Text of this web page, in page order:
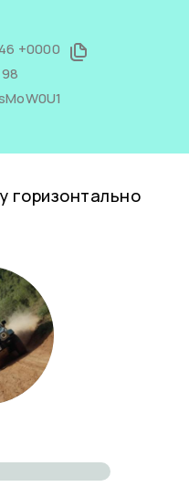
+0000
горизонтально